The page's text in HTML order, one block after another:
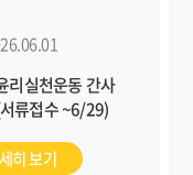
리실천운동 간사
류접수 ~6/29)
히 보기